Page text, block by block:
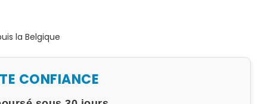
la Belgique
CONFIANCE